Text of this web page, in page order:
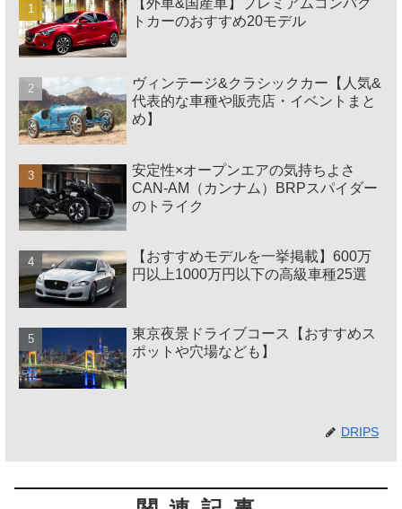
トカーのおすすめ20モデル
ヴィンテージ&クラシックカー【人気&
代表的な車種や販売店・イベントまと
め】
安定性×オープンエアの気持ちよさ
CAN-AM（カンナム）BRPスパイダー
のトライク
【おすすめモデルを一挙掲載】600万
円以上1000万円以下の高級車種25選
東京夜景ドライブコース【おすすめス
ポットや穴場なども】
DRIPS